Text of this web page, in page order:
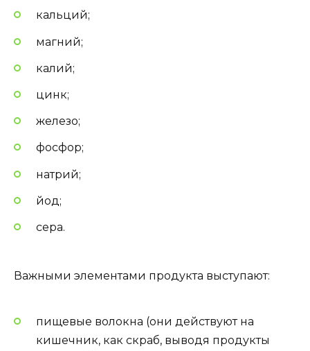
кальций;
магний;
калий;
цинк;
железо;
фосфор;
натрий;
йод;
сера.
Важными элементами продукта выступают:
пищевые волокна (они действуют на
кишечник, как скраб, выводя продукты